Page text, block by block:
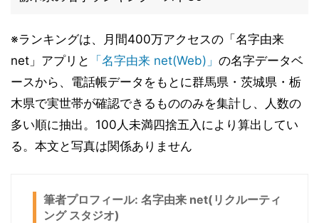
※ランキングは、月間400万アクセスの「名字由来
net」アプリと
「名字由来 net(Web)」 の名字データベ
ースから、電話帳データをもとに群馬県・茨城県・栃
木県で実世帯が確認できるもののみを集計し、人数の
多い順に抽出。100人未満四捨五入により算出してい
る。本文と写真は関係ありません
筆者プロフィール: 名字由来 net(リクルーティ
ング スタジオ)